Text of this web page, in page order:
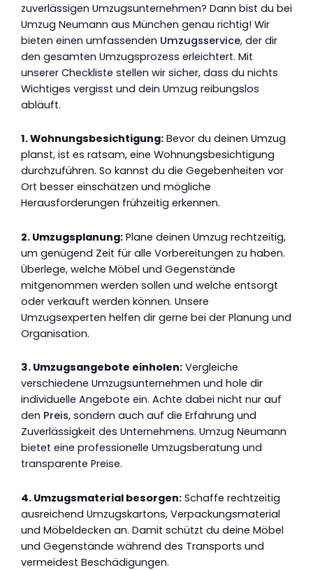
zuverlässigen Umzugsunternehmen? Dann bist du bei
Umzug Neumann aus München genau richtig! Wir
bieten einen umfassenden Umzugsservice, der dir
den gesamten Umzugsprozess erleichtert. Mit
unserer Checkliste stellen wir sicher, dass du nichts
Wichtiges vergisst und dein Umzug reibungslos
abläuft.
1. Wohnungsbesichtigung: Bevor du deinen Umzug
planst, ist es ratsam, eine Wohnungsbesichtigung
durchzuführen. So kannst du die Gegebenheiten vor
Ort besser einschätzen und mögliche
Herausforderungen frühzeitig erkennen.
2. Umzugsplanung: Plane deinen Umzug rechtzeitig,
um genügend Zeit für alle Vorbereitungen zu haben.
Überlege, welche Möbel und Gegenstände
mitgenommen werden sollen und welche entsorgt
oder verkauft werden können. Unsere
Umzugsexperten helfen dir gerne bei der Planung und
Organisation.
3. Umzugsangebote einholen: Vergleiche
verschiedene Umzugsunternehmen und hole dir
individuelle Angebote ein. Achte dabei nicht nur auf
den Preis, sondern auch auf die Erfahrung und
Zuverlässigkeit des Unternehmens. Umzug Neumann
bietet eine professionelle Umzugsberatung und
transparente Preise.
4. Umzugsmaterial besorgen: Schaffe rechtzeitig
ausreichend Umzugskartons, Verpackungsmaterial
und Möbeldecken an. Damit schützt du deine Möbel
und Gegenstände während des Transports und
vermeidest Beschädigungen.